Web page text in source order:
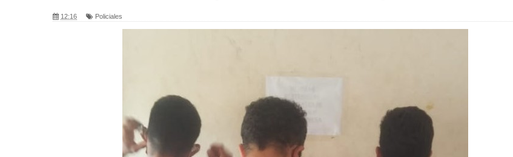
12:16 Policiales